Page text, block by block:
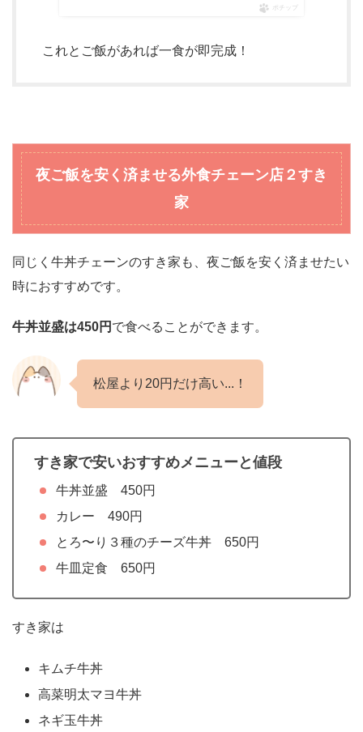
ポチップ
これとご飯があれば一食が即完成！
夜ご飯を安く済ませる外食チェーン店 ２すき
家
同じく牛丼チェーンのすき家も、夜ご飯を安く済ませたい
時におすすめです。
牛丼並盛は450円 で食べることができます。
松屋より20円だけ高い...！
すき家で安いおすすめメニューと値段
牛丼並盛 450円
カレー 490円
とろ〜り３種のチーズ牛丼 650円
牛皿定食 650円
すき家は
キムチ牛丼
高菜明太マヨ牛丼
ネギ玉牛丼